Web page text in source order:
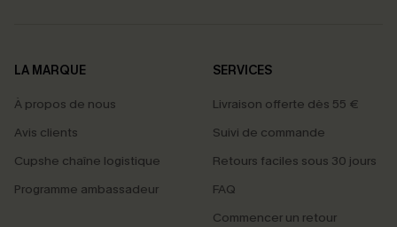
LA MARQUE
À propos de nous
Avis clients
Cupshe chaîne logistique
Programme ambassadeur
SERVICES
Livraison offerte dès 55 €
Suivi de commande
Retours faciles sous 30 jours
FAQ
Commencer un retour